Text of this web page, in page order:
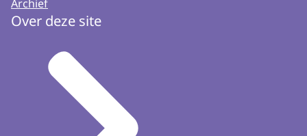
Archief
Over deze site